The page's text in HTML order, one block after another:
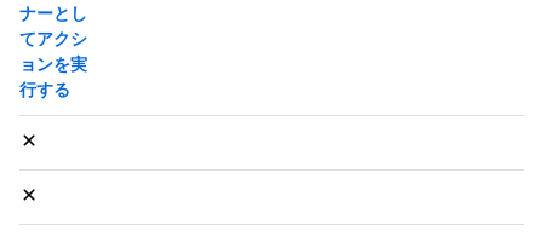
ナーとし
てアクシ
ョンを実
行する